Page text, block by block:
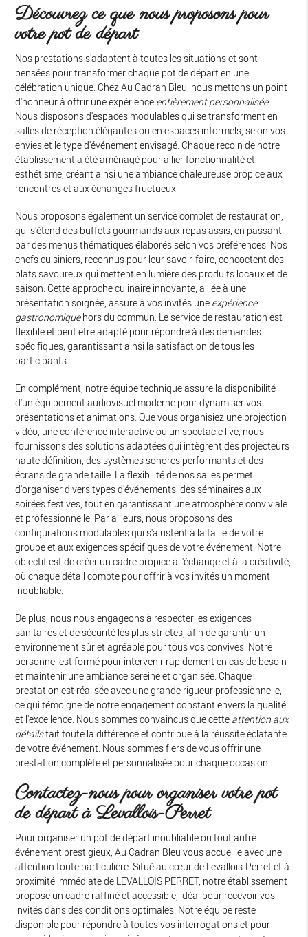
Découvrez ce que nous proposons pour
votre pot de départ
Nos prestations s'adaptent à toutes les situations et sont
pensées pour transformer chaque pot de départ en une
célébration unique. Chez Au Cadran Bleu, nous mettons un point
d'honneur à offrir une expérience entièrement personnalisée.
Nous disposons d'espaces modulables qui se transforment en
salles de réception élégantes ou en espaces informels, selon vos
envies et le type d'événement envisagé. Chaque recoin de notre
établissement a été aménagé pour allier fonctionnalité et
esthétisme, créant ainsi une ambiance chaleureuse propice aux
rencontres et aux échanges fructueux.
Nous proposons également un service complet de restauration,
qui s'étend des buffets gourmands aux repas assis, en passant
par des menus thématiques élaborés selon vos préférences. Nos
chefs cuisiniers, reconnus pour leur savoir-faire, concoctent des
plats savoureux qui mettent en lumière des produits locaux et de
saison. Cette approche culinaire innovante, alliée à une
présentation soignée, assure à vos invités une expérience
gastronomiquehors du commun. Le service de restauration est
flexible et peut être adapté pour répondre à des demandes
spécifiques, garantissant ainsi la satisfaction de tous les
participants.
En complément, notre équipe technique assure la disponibilité
d'un équipement audiovisuel moderne pour dynamiser vos
présentations et animations. Que vous organisiez une projection
vidéo, une conférence interactive ou un spectacle live, nous
fournissons des solutions adaptées qui intègrent des projecteurs
haute définition, des systèmes sonores performants et des
écrans de grande taille. La flexibilité de nos salles permet
d'organiser divers types d'événements, des séminaires aux
soirées festives, tout en garantissant une atmosphère conviviale
et professionnelle. Par ailleurs, nous proposons des
configurations modulables qui s'ajustent à la taille de votre
groupe et aux exigences spécifiques de votre événement. Notre
objectif est de créer un cadre propice à l'échange et à la créativité,
où chaque détail compte pour offrir à vos invités un moment
inoubliable.
De plus, nous nous engageons à respecter les exigences
sanitaires et de sécurité les plus strictes, afin de garantir un
environnement sûr et agréable pour tous vos convives. Notre
personnel est formé pour intervenir rapidement en cas de besoin
et maintenir une ambiance sereine et organisée. Chaque
prestation est réalisée avec une grande rigueur professionnelle,
ce qui témoigne de notre engagement constant envers la qualité
et l'excellence. Nous sommes convaincus que cette attention aux
détailsfait toute la différence et contribue à la réussite éclatante
de votre événement. Nous sommes fiers de vous offrir une
prestation complète et personnalisée pour chaque occasion.
Contactez-nous pour organiser votre pot
de départ à Levallois-Perret
Pour organiser un pot de départ inoubliable ou tout autre
événement prestigieux, Au Cadran Bleu vous accueille avec une
attention toute particulière. Situé au cœur de Levallois-Perret et à
proximité immédiate de LEVALLOIS PERRET, notre établissement
propose un cadre raffiné et accessible, idéal pour recevoir vos
invités dans des conditions optimales. Notre équipe reste
disponible pour répondre à toutes vos interrogations et pour